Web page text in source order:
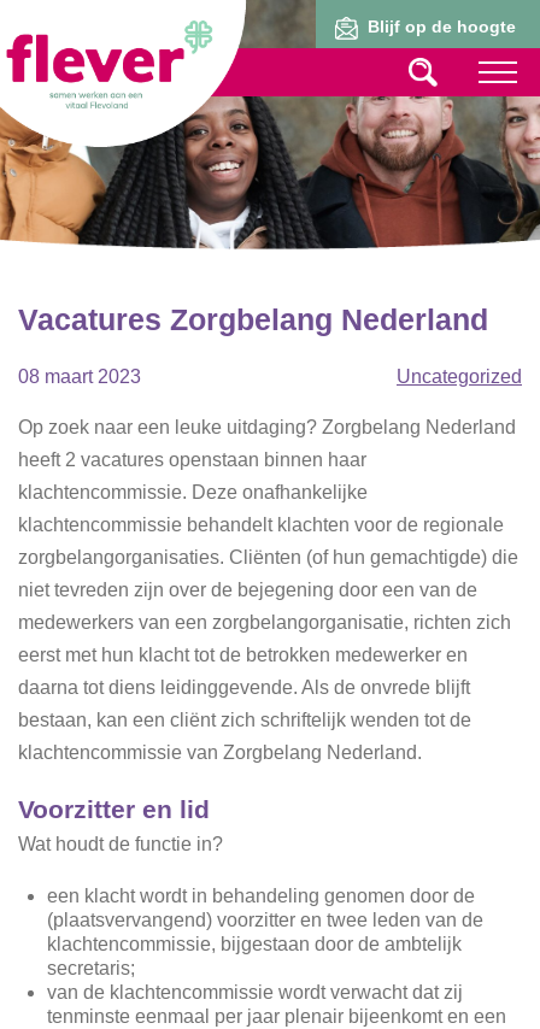
Blijf op de hoogte
Vacatures Zorgbelang Nederland
08 maart 2023 Uncategorized
Op zoek naar een leuke uitdaging? Zorgbelang Nederland
heeft 2 vacatures openstaan binnen haar
klachtencommissie. Deze onafhankelijke
klachtencommissie behandelt klachten voor de regionale
zorgbelangorganisaties. Cliënten (of hun gemachtigde) die
niet tevreden zijn over de bejegening door een van de
medewerkers van een zorgbelangorganisatie, richten zich
eerst met hun klacht tot de betrokken medewerker en
daarna tot diens leidinggevende. Als de onvrede blijft
bestaan, kan een cliënt zich schriftelijk wenden tot de
klachtencommissie van Zorgbelang Nederland.
Voorzitter en lid
Wat houdt de functie in?
een klacht wordt in behandeling genomen door de
(plaatsvervangend) voorzitter en twee leden van de
klachtencommissie, bijgestaan door de ambtelijk
secretaris;
van de klachtencommissie wordt verwacht dat zij
tenminste eenmaal per jaar plenair bijeenkomt en een